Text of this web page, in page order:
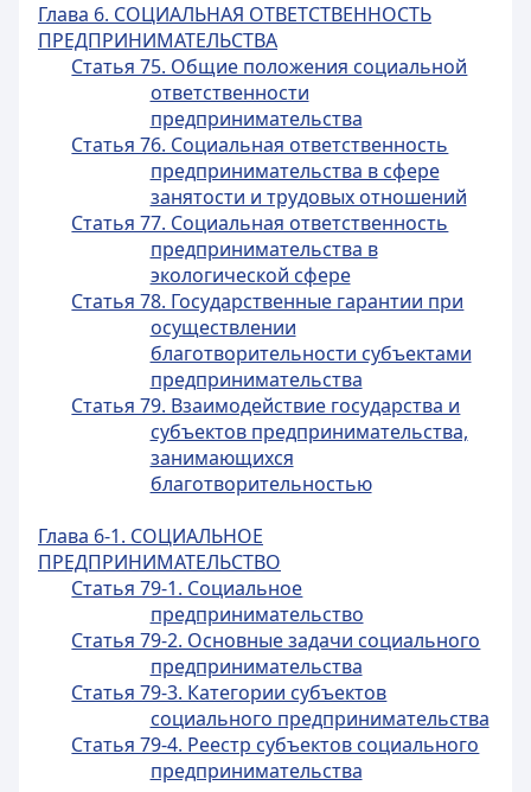
Глава 6. СОЦИАЛЬНАЯ ОТВЕТСТВЕННОСТЬ
ПРЕДПРИНИМАТЕЛЬСТВА
Статья 75. Общие положения социальной
ответственности
предпринимательства
Статья 76. Социальная ответственность
предпринимательства в сфере
занятости и трудовых отношений
Статья 77. Социальная ответственность
предпринимательства в
экологической сфере
Статья 78. Государственные гарантии при
осуществлении
благотворительности субъектами
предпринимательства
Статья 79. Взаимодействие государства и
субъектов предпринимательства,
занимающихся
благотворительностью
Глава 6-1. СОЦИАЛЬНОЕ
ПРЕДПРИНИМАТЕЛЬСТВО
Статья 79-1. Социальное
предпринимательство
Статья 79-2. Основные задачи социального
предпринимательства
Статья 79-3. Категории субъектов
социального предпринимательства
Статья 79-4. Реестр субъектов социального
предпринимательства